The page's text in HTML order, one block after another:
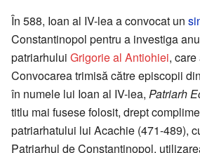
În 588, Ioan al IV-lea a convocat un
Constantinopol pentru a investiga
patriarhului Grigorie al Antiohiei,
Convocarea trimisă către episcopii
în numele lui Ioan al IV-lea, Patriarh
titlu mai fusese folosit, drept
patriarhatului lui Acachie (471-489),
Patriarhul de Constantinopol,